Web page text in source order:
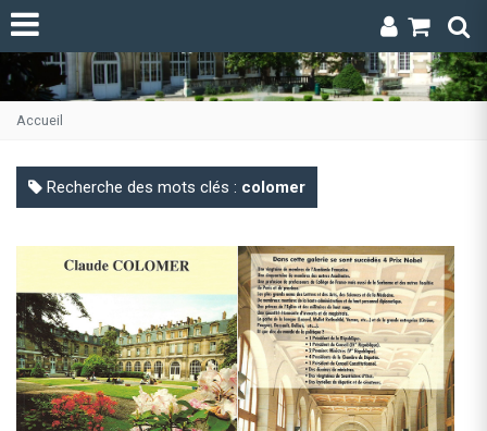
Accueil
Recherche des mots clés : colomer